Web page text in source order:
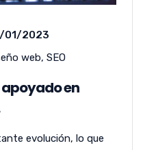
01/2023
web, SEO
apoyado en
evolución, lo que